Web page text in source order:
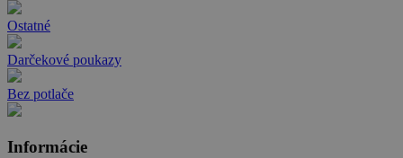
Ostatné
Darčekové poukazy
Bez potlače
Informácie